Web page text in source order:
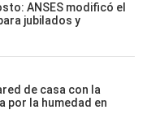
ANSES modificó el
jubilados y
de casa con la
por la humedad en